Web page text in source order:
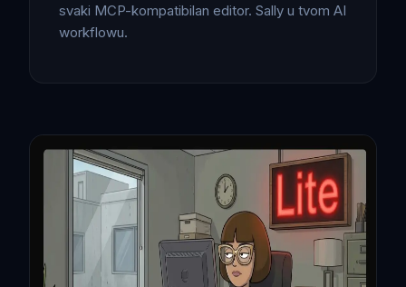
svaki MCP-kompatibilan editor. Sally u tvom AI
workflowu.